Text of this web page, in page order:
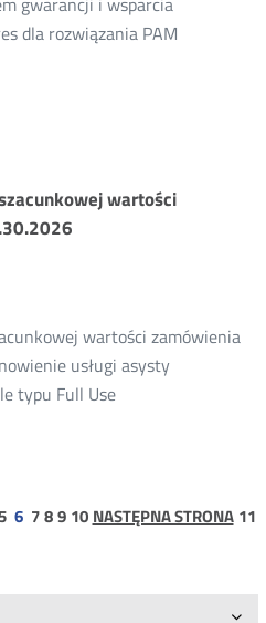
dla rozwiązania PAM
wartości
wartości zamówienia
usługi asysty
typu Full Use
6 strona
7strona
8strona
9 strona
10 NASTĘPNA STRONA 11